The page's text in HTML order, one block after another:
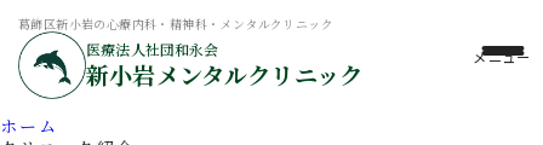
葛飾区新小岩の心療内科・精神科・メンタルクリニック
医療法人社団和永会
新小岩メンタルクリニック
ホーム